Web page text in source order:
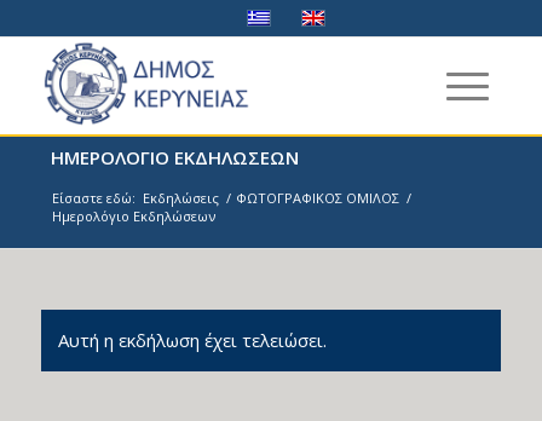
ΗΜΕΡΟΛΟΓΙΟ ΕΚΔΗΛΩΣΕΩΝ
Είσαστε εδώ: Εκδηλώσεις / ΦΩΤΟΓΡΑΦΙΚΟΣ ΟΜΙΛΟΣ /
Ημερολόγιο Εκδηλώσεων
Αυτή η εκδήλωση έχει τελειώσει.